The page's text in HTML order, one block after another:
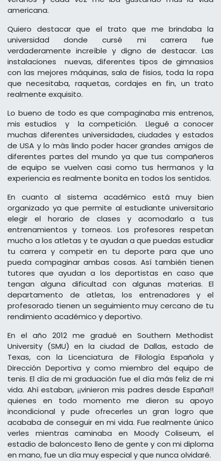
americana.
Quiero destacar que el trato que me brindaba la
universidad donde cursé mi carrera fue
verdaderamente increíble y digno de destacar. Las
instalaciones nuevas, diferentes tipos de gimnasios
con las mejores máquinas, sala de fisios, toda la ropa
que necesitaba, raquetas, cordajes en fin, un trato
realmente exquisito.
Lo bueno de todo es que compaginaba mis entrenos,
mis estudios y la competición. Llegué a conocer
muchas diferentes universidades, ciudades y estados
de USA y lo màs lindo poder hacer grandes amigos de
diferentes partes del mundo ya que tus compañeros
de equipo se vuelven casi como tus hermanos y la
experiencia es realmente bonita en todos los sentidos.
En cuanto al sistema académico está muy bien
organizado ya que permite al estudiante universitario
elegir el horario de clases y acomodarlo a tus
entrenamientos y torneos. Los profesores respetan
mucho a los atletas y te ayudan a que puedas estudiar
tu carrera y competir en tu deporte para que uno
pueda compaginar ambas cosas. Así también tienen
tutores que ayudan a los deportistas en caso que
tengan alguna dificultad con algunas materias. El
departamento de atletas, los entrenadores y el
profesorado tienen un seguimiento muy cercano de tu
rendimiento académico y deportivo.
En el año 2012 me gradué en Southern Methodist
University (SMU) en la ciudad de Dallas, estado de
Texas, con la Licenciatura de Filología Española y
Dirección Deportiva y como miembro del equipo de
tenis. El día de mi graduación fue el día más feliz de mi
vida. Ahí estaban, ¡¡vinieron mis padres desde España!!
quienes en todo momento me dieron su apoyo
incondicional y pude ofrecerles un gran logro que
acababa de conseguir en mi vida. Fue realmente único
verles mientras caminaba en Moody Coliseum, el
estadio de baloncesto lleno de gente y con mi diploma
en mano, fue un día muy especial y que nunca olvidaré.